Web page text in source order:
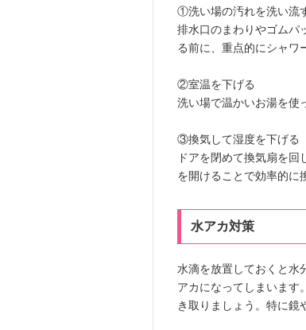
①洗い場の汚れを洗い流
排水口のまわりやゴムパ
る前に、重点的にシャワ
②室温を下げる
洗い場で温かいお湯を使
③換気して湿度を下げる
ドアを閉めて換気扇を
を開けることで効率的に
水アカ対策
水滴を放置しておくと水
アカになってしまいます
き取りましょう。特に鏡